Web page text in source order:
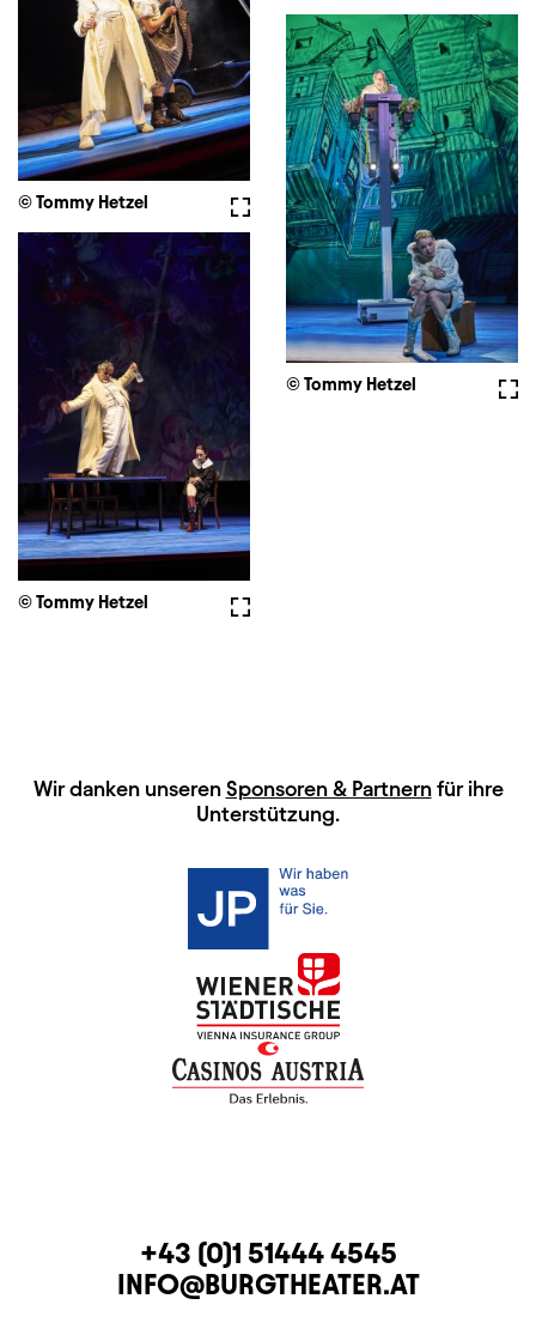
Vollbild
© Tommy Hetzel
© Tommy Hetzel
Vollbild
© Tommy Hetzel
HAUPTSPONSOREN
Wir danken unseren Sponsoren & Partnernfür ihre
Unterstützung.
KONTAKTTELEFON
+43 (0)1 51444 4545
E-MAIL
INFO@BURGTHEATER.AT